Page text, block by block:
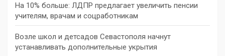
На 10% больше: ЛДПР предлагает увеличить пенсии
учителям, врачам и соцработникам
Возле школ и детсадов Севастополя начнут
устанавливать дополнительные укрытия